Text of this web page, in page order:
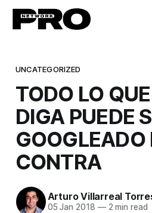
UNCATEGORIZED
TODO LO
DIGA PUEDE
GOOGLEADO
CONTRA
Arturo Villarreal
05 Jan 2018 —2 min read